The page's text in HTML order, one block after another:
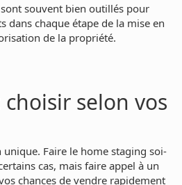
souvent bien outillés pour
dans chaque étape de la mise en
de la propriété.
selon vos
unique. Faire le home staging soi-
cas, mais faire appel à un
chances de vendre rapidement